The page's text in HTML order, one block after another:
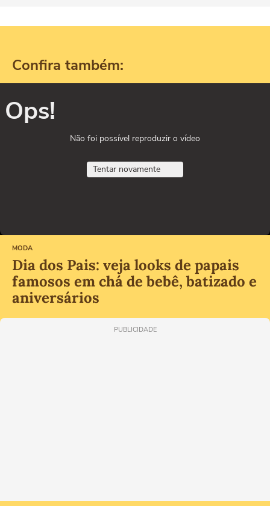
Confira também:
Ops!
Não foi possível reproduzir o vídeo
Tentar novamente
MODA
Dia dos Pais: veja looks de papais
famosos em chá de bebê, batizado e
aniversários
PUBLICIDADE